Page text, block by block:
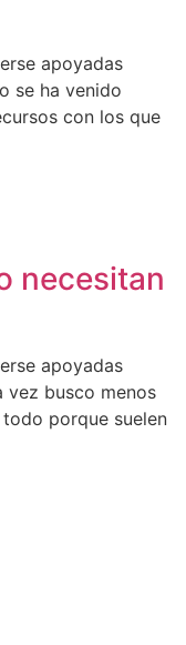
apoyadas
se ha venido
con los que
necesitan
apoyadas
busco menos
porque suelen